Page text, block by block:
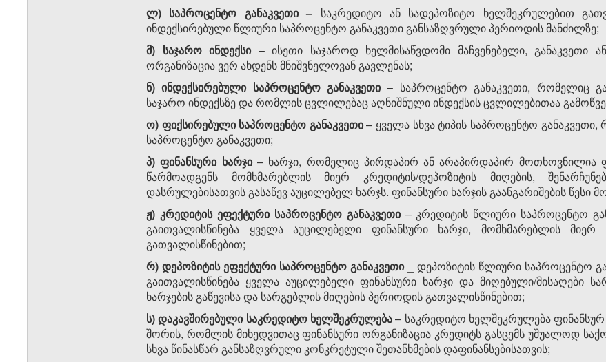
ლ) საპროცენტო განაკვეთი – საკრედიტო ან სადეპოზიტო ხელშეკრულებით
ინდექსირებული წლიური საპროცენტო განაკვეთი განსაზღვრული პერიოდის მანძილზე;
მ) საჯარო ინდექსი– ისეთი საჯაროდ ხელმისაწვდომი მაჩვენებელი, განაკვეთი
ორგანიზაცია ვერ ახდენს მნიშვნელოვან გავლენას;
ნ)ინდექსირებული საპროცენტო განაკვეთი– საპროცენტო განაკვეთი, რომელიც
საჯარო ინდექსზე და რომლის ცვლილებაც აღნიშნული ინდექსის ცვლილებითაა
ო) ფიქსირებული საპროცენტო განაკვეთი– ყველა სხვა ტიპის საპროცენტო
საპროცენტო განაკვეთი;
პ)ფინანსური ხარჯი– ხარჯი, რომელიც პირდაპირ ან არაპირდაპირ მოთხოვნილია
წარმოადგენს მომხმარებლის მიერ კრედიტის/დეპოზიტის მიღების,
დასრულებისათვის გასაწევ აუცილებელ ხარჯს. ფინანსური ხარჯის გაანგარიშების წესი
ჟ) კრედიტის ეფექტური საპროცენტო განაკვეთი– კრედიტის წლიური საპროცენტო
გაითვალისწინება ყველა აუცილებელი ფინანსური ხარჯი, მომხმარებლის მიერ
გათვალისწინებით;
რ) დეპოზიტის ეფექტური საპროცენტო განაკვეთი_ დეპოზიტის წლიური საპროცენტო
გაითვალისწინება ყველა აუცილებელი ფინანსური ხარჯი და მიღებული/მისაღები
ხარჯების გაწევისა და სარგებლის მიღების პერიოდის გათვალისწინებით;
ს)დაკავშირებული საკრედიტო ხელშეკრულება– საკრედიტო ხელშეკრულება
შორის, რომლის მიხედვითაც ფინანსური ორგანიზაცია კრედიტს გასცემს უშუალოდ
სხვა წინასწარ განსაზღვრული კონკრეტული შეთანხმების დაფინანსებისათვის;